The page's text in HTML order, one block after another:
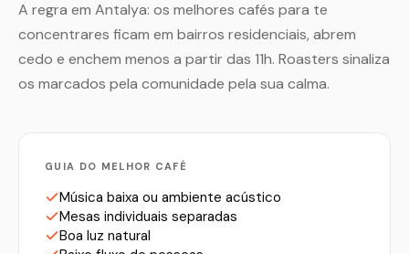
A regra em Antalya: os melhores cafés para te
concentrares ficam em bairros residenciais, abrem
cedo e enchem menos a partir das 11h. Roasters sinaliza
os marcados pela comunidade pela sua calma.
GUIA DO MELHOR CAFÉ
Música baixa ou ambiente acústico
Mesas individuais separadas
Boa luz natural